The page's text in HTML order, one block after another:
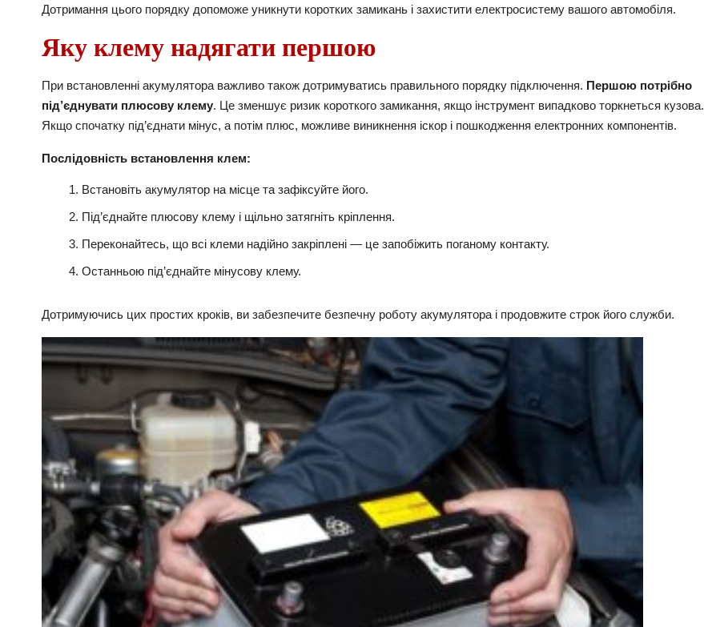
Дотримання цього порядку допоможе уникнути коротких замикань і захистити електросистему вашого автомобіля.
Яку клему надягати першою
При встановленні акумулятора важливо також дотримуватись правильного порядку підключення. Першою потрібно
під’єднувати плюсову клему. Це зменшує ризик короткого замикання, якщо інструмент випадково торкнеться кузова.
Якщо спочатку під’єднати мінус, а потім плюс, можливе виникнення іскор і пошкодження електронних компонентів.
Послідовність встановлення клем:
Встановіть акумулятор на місце та зафіксуйте його.
Під’єднайте плюсову клему і щільно затягніть кріплення.
Переконайтесь, що всі клеми надійно закріплені — це запобіжить поганому контакту.
Останньою під’єднайте мінусову клему.
Дотримуючись цих простих кроків, ви забезпечите безпечну роботу акумулятора і продовжите строк його служби.